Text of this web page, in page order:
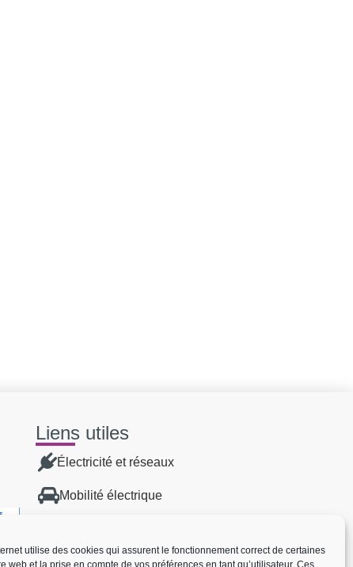
utilise des cookies qui assurent le fonctionnement correct de certaines
web et la prise en compte de vos préférences en tant qu’utilisateur. Ces
Liens utiles
Électricité et réseaux
Mobilité électrique
Transition énergétique